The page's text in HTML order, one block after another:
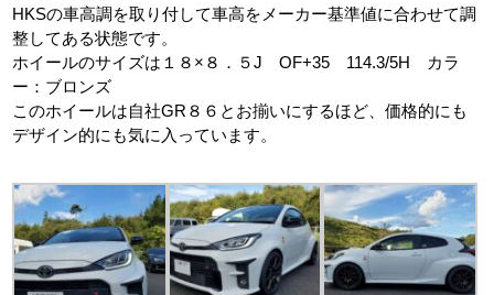
HKSの車高調を取り付して車高をメーカー基準値に合わせて調
整してある状態です。
ホイールのサイズは１８×８．５J OF+35 114.3/5H カラ
ー：ブロンズ
このホイールは自社GR８６とお揃いにするほど、価格的にも
デザイン的にも気に入っています。